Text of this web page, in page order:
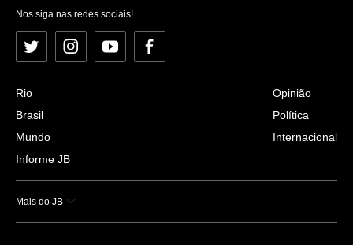
Nos siga nas redes sociais!
Twitter InstagramYouTubeFacebook
Rio
Brasil
Mundo
Informe JB
Opinião
Política
Internacional
Mais do JB
Esportes